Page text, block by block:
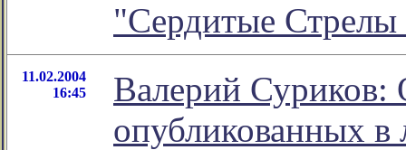
"Сердитые
11.02.2004
16:45
Валерий Суриков:
опубликованных в